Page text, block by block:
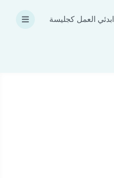
ابدئي العمل كجليسة